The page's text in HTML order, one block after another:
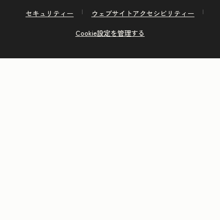
セキュリティー
ウェブサイトアクセシビリティー
Cookie設定を管理する